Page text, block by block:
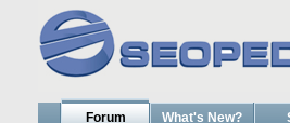
Forum What's New?